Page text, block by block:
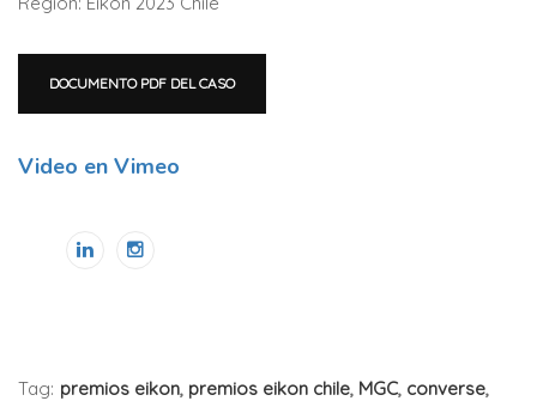
DOCUMENTO PDF DEL CASO
Video en Vimeo
Tag: premios eikon, premios eikon chile, MGC, converse,